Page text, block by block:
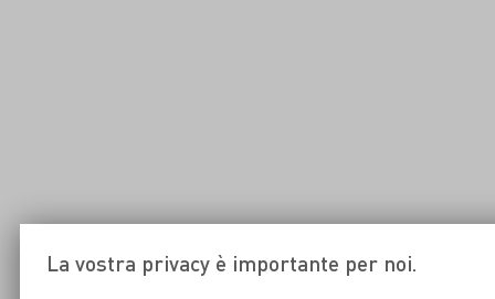
La vostra privacy è importante per noi.